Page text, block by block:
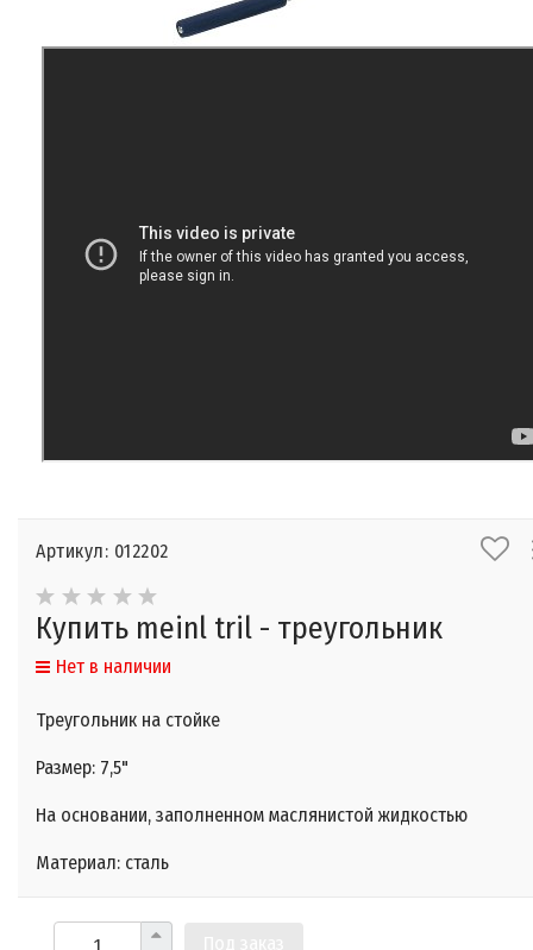
Артикул: 012202
Купить meinl tril - треугольник
Нет в наличии
Треугольник на стойке
Размер: 7,5"
На основании, заполненном маслянистой жидкостью
Материал: сталь